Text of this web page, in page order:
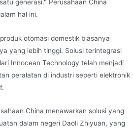
generasi." Perusahaan China
hal ini.
otomasi domestik biasanya
yang lebih tinggi. Solusi terintegrasi
Innocean Technology telah menjadi
peralatan di industri seperti elektronik
China menawarkan solusi yang
dalam negeri Daoli Zhiyuan, yang